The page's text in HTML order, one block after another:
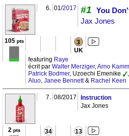
6. 01/2017 #1 You
Jax Jones
105pts 3
UK
featuring Raye
écrit par Walter Merziger,Arno
Patrick Bodmer, Uzoechi Emenike ,
Aluo, Janee Bennett& Rachel Keen
7. 08/2017
Instruction
Jax Jones
2 pts 34 13